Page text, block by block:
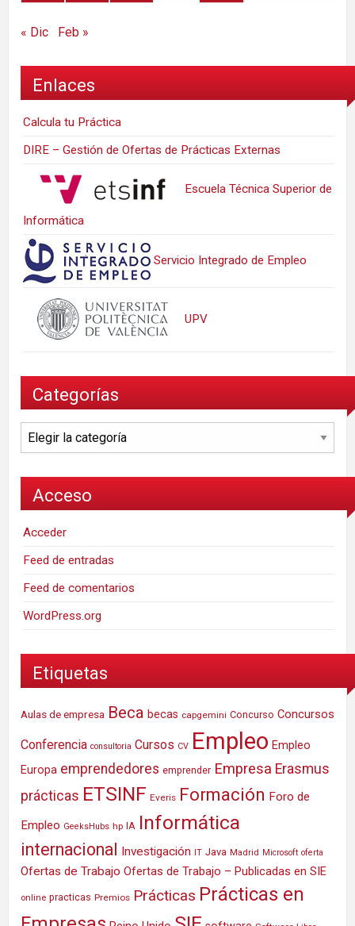
« Dic Feb »
Enlaces
Calcula tu Práctica
DIRE – Gestión de Ofertas de Prácticas Externas
Escuela Técnica Superior de
Informática
Servicio Integrado de Empleo
UPV
Categorías
Categorías
Acceso
Acceder
Feed de entradas
Feed de comentarios
WordPress.org
Etiquetas
Aulas de empresa Beca becas capgemini Concurso Concursos
Conferencia consultoria Cursos CV Empleo Empleo
Europa emprendedores emprender Empresa Erasmus
prácticas ETSINF Everis Formación Foro de
Empleo GeeksHubs hp IA Informática
internacional Investigación IT Java Madrid Microsoft oferta
Ofertas de Trabajo Ofertas de Trabajo – Publicadas en SIE
online practicas Premios Prácticas Prácticas en